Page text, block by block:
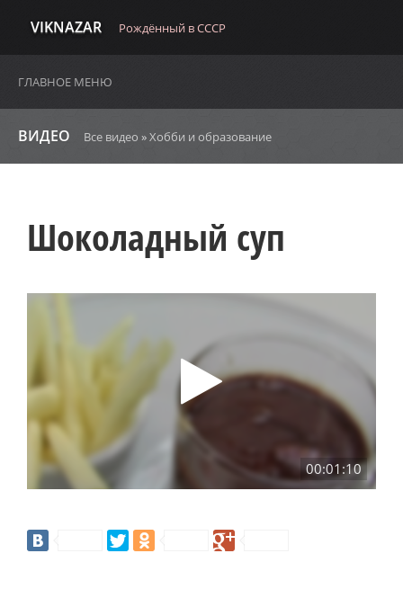
VIKNAZAR Рождённый в СССР
ГЛАВНОЕ МЕНЮ
ВИДЕО Все видео »Хобби и образование
Шоколадный суп
00:01:10